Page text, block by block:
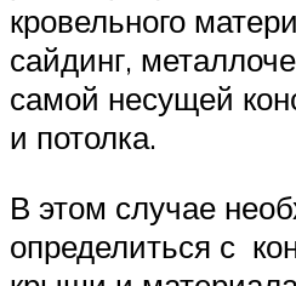
кровельного
сайдинг,
самой несущей
и потолка.
В этом случае
определиться с